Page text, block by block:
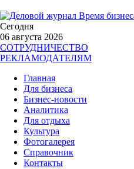
Сегодня
06 августа 2026
СОТРУДНИЧЕСТВО
РЕКЛАМОДАТЕЛЯМ
Главная
Для бизнеса
Бизнес-новости
Аналитика
Для отдыха
Культура
Фотогалерея
Справочник
Контакты